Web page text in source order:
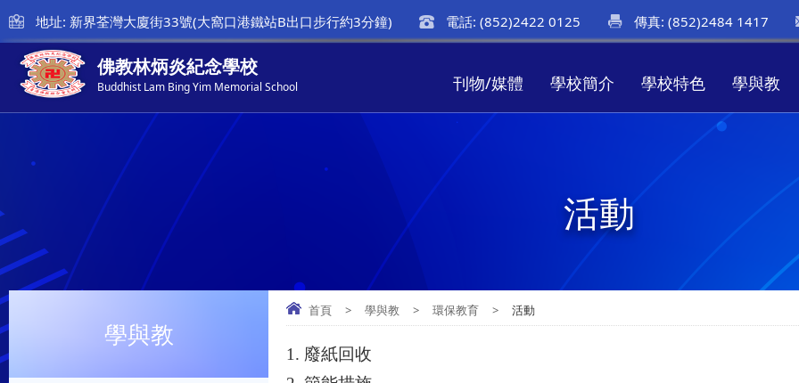
地址: 新界荃灣大廈街33號(大窩口港鐵站B出口步行約3分鐘) 電話: (852)2422 0125 傳真: (852)2484 1417
佛教林炳炎紀念學校
Buddhist Lam Bing Yim Memorial School 刊物/媒體 學校簡介 學校特色 學與教
活動
首頁 > 學與教 > 環保教育 > 活動
1. 廢紙回收
學與教